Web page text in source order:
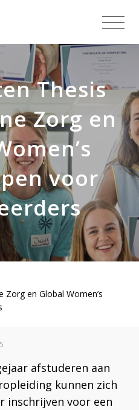
Thesis
Zorg en
voor
Zorg en Global Women’s
afstuderen aan
kunnen zich
inschrijven voor een